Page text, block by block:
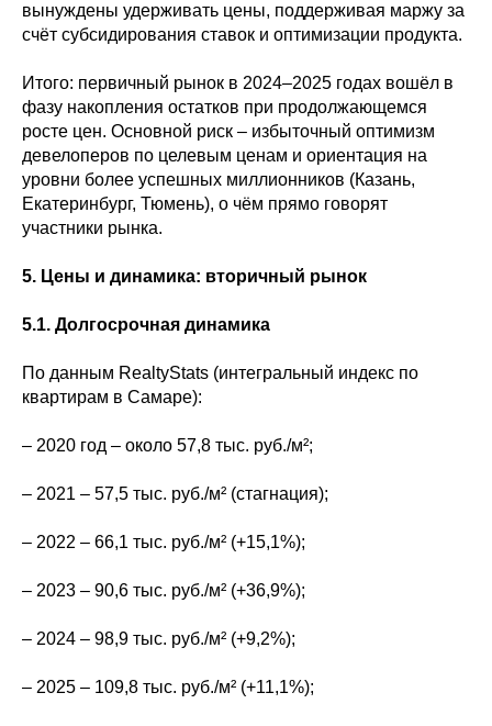
вынуждены удерживать цены, поддерживая маржу за
счёт субсидирования ставок и оптимизации продукта.
Итого: первичный рынок в 2024–2025 годах вошёл в
фазу накопления остатков при продолжающемся
росте цен. Основной риск – избыточный оптимизм
девелоперов по целевым ценам и ориентация на
уровни более успешных миллионников (Казань,
Екатеринбург, Тюмень), о чём прямо говорят
участники рынка.
5. Цены и динамика: вторичный рынок
5.1. Долгосрочная динамика
По данным RealtyStats (интегральный индекс по
квартирам в Самаре):
– 2020 год – около 57,8 тыс. руб./м²;
– 2021 – 57,5 тыс. руб./м² (стагнация);
– 2022 – 66,1 тыс. руб./м² (+15,1%);
– 2023 – 90,6 тыс. руб./м² (+36,9%);
– 2024 – 98,9 тыс. руб./м² (+9,2%);
– 2025 – 109,8 тыс. руб./м² (+11,1%);